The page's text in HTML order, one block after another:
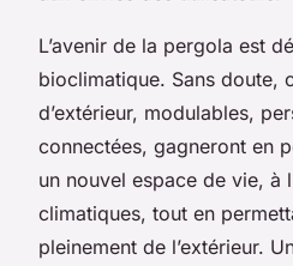
L’avenir de la pergola est
bioclimatique. Sans doute,
d’extérieur, modulables,
connectées, gagneront en
un nouvel espace de vie, à
climatiques, tout en
pleinement de l’extérieur.